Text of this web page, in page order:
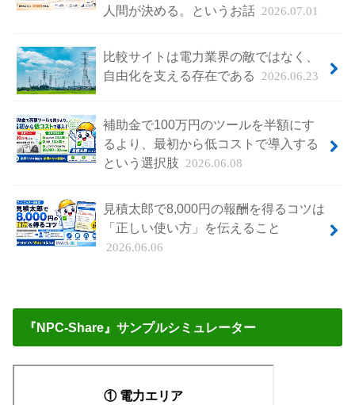
人間が決める。というお話 2026.07.01
比較サイトは電力業界の敵ではなく、
自由化を支える存在である
2026.06.23
補助金で100万円のツールを半額にす
るより、最初から低コストで導入する
という選択肢
2026.06.08
見積太郎で8,000円の報酬を得るコツは
「正しい使い方」を伝えること
2026.06.06
『NPC-Share』サンプルシミュレーター